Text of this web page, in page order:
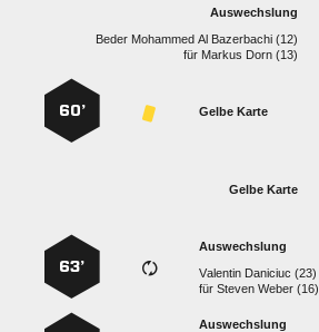
Auswechslung
    
für   
Gelbe Karte
60’
Gelbe Karte
Auswechslung
  
für  
63’
Auswechslung